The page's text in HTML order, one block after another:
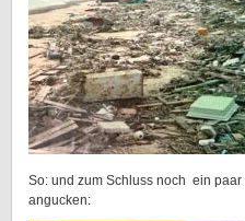
So: und zum Schluss noch ein
angucken: